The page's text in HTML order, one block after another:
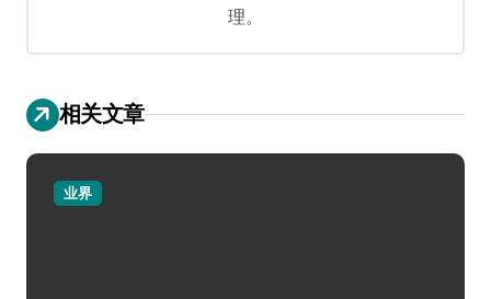
理。
相关文章
业界